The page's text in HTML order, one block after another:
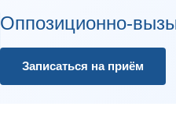
Оппозиционно-
Записаться на приём